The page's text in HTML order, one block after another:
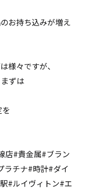
お持ち込みが増え
様々ですが、
ずは
店#貴金属#ブラン
ラチナ#時計#ダイ
#ルイヴィトン#エ